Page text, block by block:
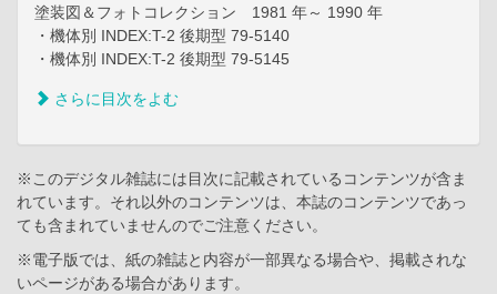
塗装図＆フォトコレクション 1981 年～ 1990 年
・機体別 INDEX:T-2 後期型 79-5140
・機体別 INDEX:T-2 後期型 79-5145
さらに目次をよむ
※このデジタル雑誌には目次に記載されているコンテンツが含ま
れています。それ以外のコンテンツは、本誌のコンテンツであっ
ても含まれていませんのでご注意ください。
※電子版では、紙の雑誌と内容が一部異なる場合や、掲載されな
いページがある場合があります。